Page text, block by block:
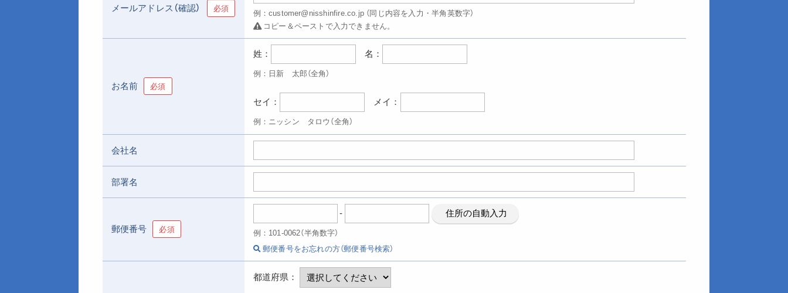
メールアドレス（確認） 必須
例：customer@nisshinfire.co.jp （同じ内容を入力・半角英数字）
コピー＆ペーストで入力できません。
お名前 必須
姓： 名：
例：日新 太郎（全角）
セイ： メイ：
例：ニッシン タロウ（全角）
会社名
部署名
郵便番号 必須
- 住所の自動入力
例：101-0062（半角数字）
郵便番号をお忘れの方（郵便番号検索）
都道府県：